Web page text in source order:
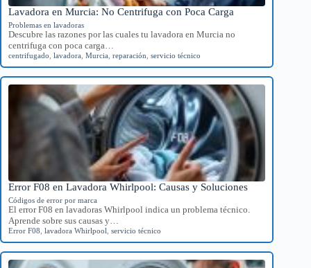
Lavadora en Murcia: No Centrifuga con Poca Carga
Problemas en lavadoras
Descubre las razones por las cuales tu lavadora en Murcia no
centrifuga con poca carga…
centrifugado lavadora Murcia reparación servicio técnico
Error F08 en Lavadora Whirlpool: Causas y Soluciones
Códigos de error por marca
El error F08 en lavadoras Whirlpool indica un problema técnico.
Aprende sobre sus causas y…
Error F08 lavadora Whirlpool servicio técnico